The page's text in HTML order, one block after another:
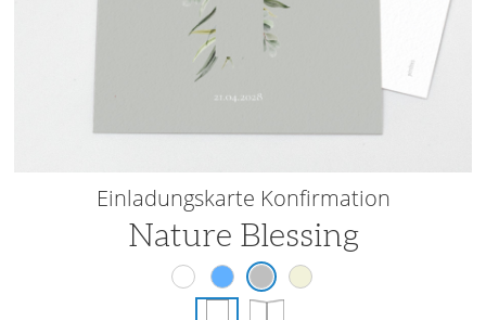
Einladungskarte Konfirmation
Nature Blessing